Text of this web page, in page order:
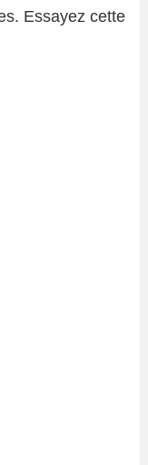
Essayez cette